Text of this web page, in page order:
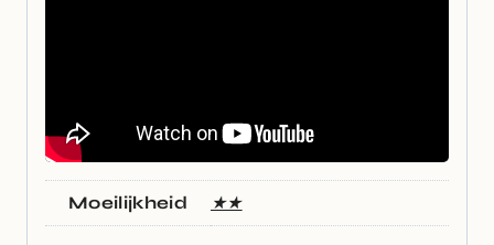
Moeilijkheid ★★